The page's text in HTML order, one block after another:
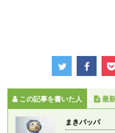
この記事を書いた人 最
まきバッパ